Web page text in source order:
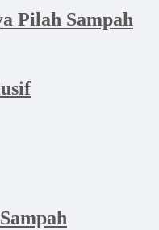
Pilah Sampah